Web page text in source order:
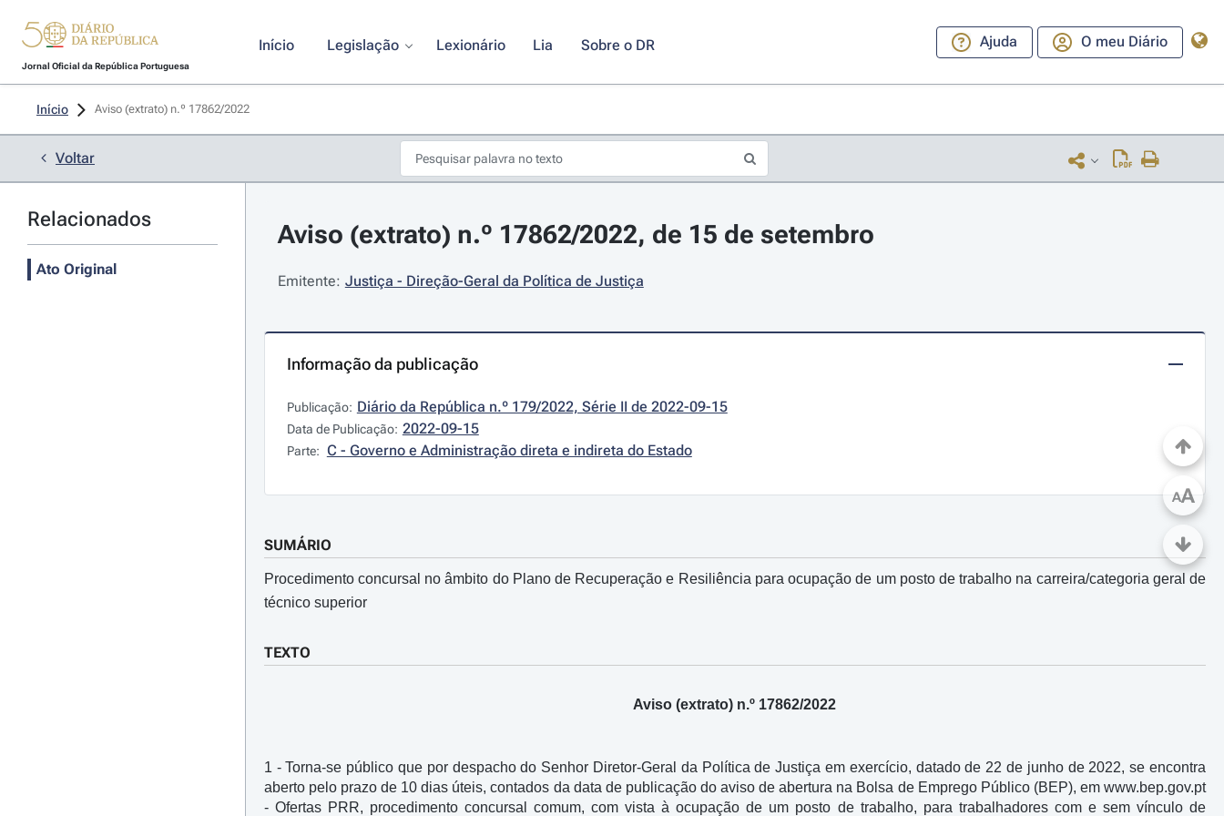
Jornal Oficial da República Portuguesa
Início Legislação Lexionário Lia Sobre o DR Ajuda O meu Diário
Início Aviso (extrato) n.º 17862/2022
Voltar
Relacionados
Ato Original
Aviso (extrato) n.º 17862/2022, de 15 de setembro
Emitente: Justiça - Direção-Geral da Política de Justiça
Informação da publicação
Publicação: Diário da República n.º 179/2022, Série II de 2022-09-15
Data de Publicação: 2022-09-15
Parte: C - Governo e Administração direta e indireta do Estado
SUMÁRIO
Procedimento concursal no âmbito do Plano de Recuperação e Resiliência para ocupação de um posto de trabalho na carreira/categoria geral de
técnico superior
TEXTO
Aviso (extrato) n.º 17862/2022
1 - Torna-se público que por despacho do Senhor Diretor-Geral da Política de Justiça em exercício, datado de 22 de junho de 2022, se encontra
aberto pelo prazo de 10 dias úteis, contados da data de publicação do aviso de abertura na Bolsa de Emprego Público (BEP), em www.bep.gov.pt
- Ofertas PRR, procedimento concursal comum, com vista à ocupação de um posto de trabalho, para trabalhadores com e sem vínculo de
AA